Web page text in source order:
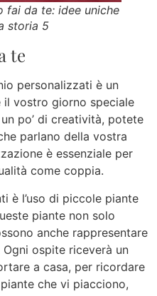
fai da te: idee uniche
storia 5
te
personalizzati è un
vostro giorno speciale
po’ di creatività, potete
parlano della vostra
è essenziale per
come coppia.
è l’uso di piccole piante
piante non solo
anche rappresentare
ospite riceverà un
a casa, per ricordare
che vi piacciono,